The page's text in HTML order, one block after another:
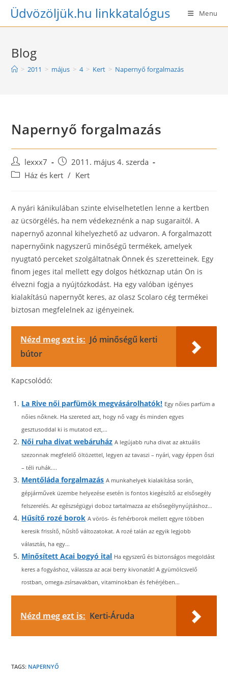
SkipÜdvözöljük.hu linkkatalógus Menu
Blog
> 2011 > május > 4 > Kert > Napernyő forgalmazás
Napernyő forgalmazás
Post
author:
lexxx7
Post
published:
2011. május 4. szerda
PostHáz és kert / Kert
A nyári kánikulában szinte elviselhetetlen lenne a kertben
az ücsörgélés, ha nem védekeznénk a nap sugaraitól. A
napernyő azonnal kihelyezhető az udvaron. A forgalmazott
napernyőink nagyszerű minőségű termékek, amelyek
nyugtató perceket szolgáltatnak Önnek és szeretteinek. Egy
finom jeges ital mellett egy dolgos hétköznap után Ön is
élvezni fogja a nyújtózkodást. Ha egy valóban igényes
kialakítású napernyőt keres, az olasz Scolaro cég termékei
biztosan megfelelnek az igényeinek.
Nézd meg ezt is: Jó minőségű kerti
bútor
Kapcsolódó:
La Rive női parfümök megvásárolhatók! Egy nőies parfüm a
nőies nőknek. Ha szereted azt, hogy nő vagy és minden egyes
gesztusoddal ki is mutatod ezt,...
Női ruha divat webáruház A legújabb ruha divat az aktuális
szezonnak megfelelő öltözettel, legyen az tavaszi – nyári, vagy éppen őszi
– téli ruhák....
Mentőláda forgalmazás A munkahelyek kialakítása során,
gépjárművek üzembe helyezése esetén is fontos kiegészítő az elsősegély
felszerelés. Az egészségügyi doboz tartalmazza az elsősegélynyújtáshoz...
Hűsítő rozé borok A vörös- és fehérborok mellett egyre többen
keresik frissítő, hűsítő változatokat. A rozé talán az egyik legjobb
választás, ha egy...
Minősített Acai bogyó ital Ha egyszerű és biztonságos megoldást
keres a fogyáshoz, válassza az acai berry kivonatát! A gyümölcsvelő
rostban, omega-zsírsavakban, vitaminokban és fehérjében...
Nézd meg ezt is: Kerti-Áruda
TAGS: NAPERNYŐ